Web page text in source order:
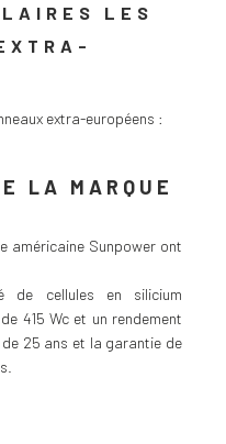
LES
extra-européens :
LA MARQUE
américaine Sunpower ont
de cellules en silicium
415 Wc et un rendement
25 ans et la garantie de